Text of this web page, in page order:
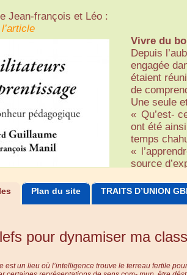
(Education
sensibilisée
d’un festival
Attert fait partie
parents
CERIS
familiale et
Cette
commenter
par un
Ses
• Faciliter
un guide
familiale.
•
• Présenter
• Aider à
Le lecteur
la partie
La
avant tout !
Mémoire de
« Le Chef-
l’évaluation
(2016)
Voir aussi
en
«
défi :
estimation
chiffrées en
et évaluer
Une
Jean-françois et Léo :
Vivre du
Depuis
engagée
étaient
de
Une seule
« Qu’est-
ont été
temps
«
source
Plan du site TRAITS D’UNION
pour dynamiser ma
est un lieu où l’intelligence trouve le terreau fertile